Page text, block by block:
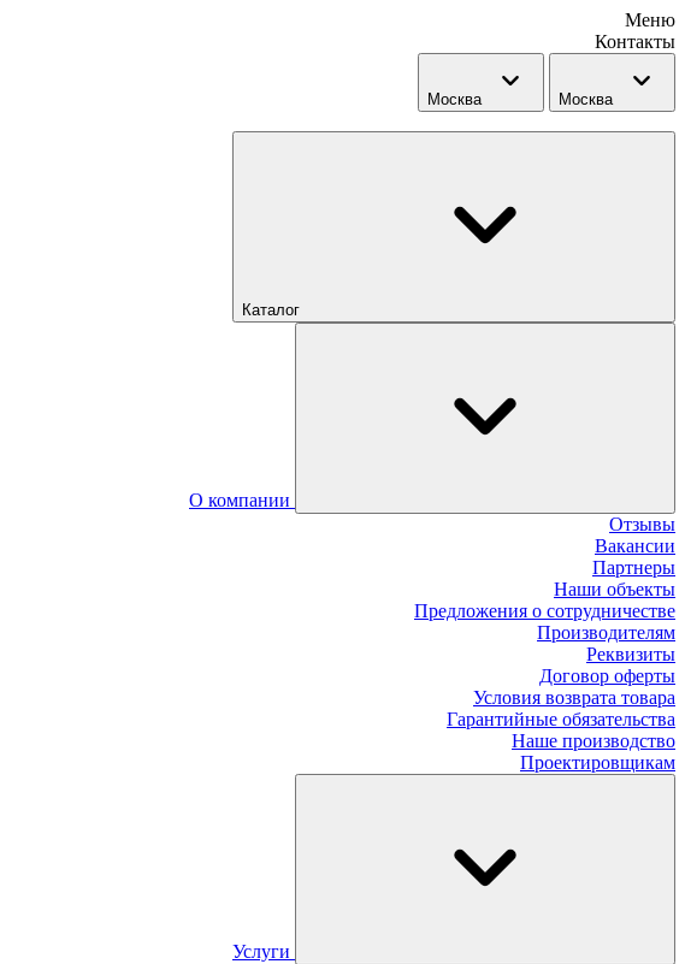
Меню
Контакты
Москва Москва
Каталог
О компании
Отзывы
Вакансии
Партнеры
Наши объекты
Предложения о сотрудничестве
Производителям
Реквизиты
Договор оферты
Условия возврата товара
Гарантийные обязательства
Наше производство
Проектировщикам
Услуги